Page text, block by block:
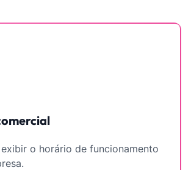
o horário de funcionamento